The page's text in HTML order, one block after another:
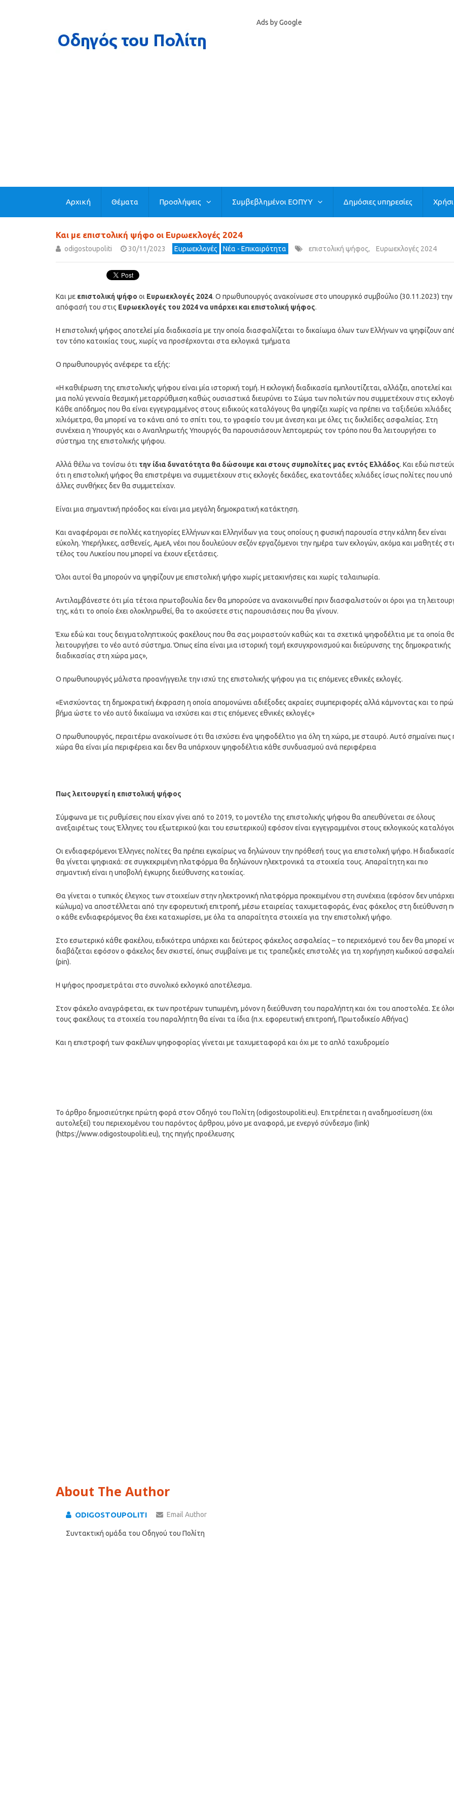
Ads by Google
Αρχική Θέματα Προσλήψεις Συμβεβλημένοι ΕΟΠΥΥ Δημόσιες υπηρεσίες
Και με επιστολική ψήφο οι Ευρωεκλογές 2024
odigostoupoliti 30/11/2023 Ευρωεκλογές Νέα - Επικαιρότητα επιστολική ψήφος, Ευρωεκλογές 2024
Και με επιστολική ψήφο οι Ευρωεκλογές 2024. Ο πρωθυπουργός ανακοίνωσε στο υπουργικό συμβούλιο (30.11.2023) την
απόφασή του στις Ευρωεκλογές του 2024 να υπάρχει και επιστολική ψήφος.
Η επιστολική ψήφος αποτελεί μία διαδικασία με την οποία διασφαλίζεται το δικαίωμα όλων των Ελλήνων να ψηφίζουν
τον τόπο κατοικίας τους, χωρίς να προσέρχονται στα εκλογικά τμήματα
Ο πρωθυπουργός ανέφερε τα εξής:
«Η καθιέρωση της επιστολικής ψήφου είναι μία ιστορική τομή. Η εκλογική διαδικασία εμπλουτίζεται, αλλάζει, αποτελεί και
μια πολύ γενναία θεσμική μεταρρύθμιση καθώς ουσιαστικά διευρύνει το Σώμα των πολιτών που συμμετέχουν στις
Κάθε απόδημος που θα είναι εγγεγραμμένος στους ειδικούς καταλόγους θα ψηφίζει χωρίς να πρέπει να ταξιδεύει χιλιάδες
χιλιόμετρα, θα μπορεί να το κάνει από το σπίτι του, το γραφείο του με άνεση και με όλες τις δικλείδες ασφαλείας. Στη
συνέχεια η Υπουργός και ο Αναπληρωτής Υπουργός θα παρουσιάσουν λεπτομερώς τον τρόπο που θα λειτουργήσει το
σύστημα της επιστολικής ψήφου.
Αλλά θέλω να τονίσω ότι την ίδια δυνατότητα θα δώσουμε και στους συμπολίτες μας εντός Ελλάδος. Και εδώ
ότι η επιστολική ψήφος θα επιστρέψει να συμμετέχουν στις εκλογές δεκάδες, εκατοντάδες χιλιάδες ίσως πολίτες που υπό
άλλες συνθήκες δεν θα συμμετείχαν.
Είναι μια σημαντική πρόοδος και είναι μια μεγάλη δημοκρατική κατάκτηση.
Και αναφέρομαι σε πολλές κατηγορίες Ελλήνων και Ελληνίδων για τους οποίους η φυσική παρουσία στην κάλπη δεν είναι
εύκολη. Υπερήλικες, ασθενείς, ΑμεΑ, νέοι που δουλεύουν σεζόν εργαζόμενοι την ημέρα των εκλογών, ακόμα και μαθητές
τέλος του Λυκείου που μπορεί να έχουν εξετάσεις.
Όλοι αυτοί θα μπορούν να ψηφίζουν με επιστολική ψήφο χωρίς μετακινήσεις και χωρίς ταλαιπωρία.
Αντιλαμβάνεστε ότι μία τέτοια πρωτοβουλία δεν θα μπορούσε να ανακοινωθεί πριν διασφαλιστούν οι όροι για τη
της, κάτι το οποίο έχει ολοκληρωθεί, θα το ακούσετε στις παρουσιάσεις που θα γίνουν.
Έχω εδώ και τους δειγματοληπτικούς φακέλους που θα σας μοιραστούν καθώς και τα σχετικά ψηφοδέλτια με τα οποία
λειτουργήσει το νέο αυτό σύστημα. Όπως είπα είναι μια ιστορική τομή εκσυγχρονισμού και διεύρυνσης της δημοκρατικής
διαδικασίας στη χώρα μας»,
Ο πρωθυπουργός μάλιστα προανήγγειλε την ισχύ της επιστολικής ψήφου για τις επόμενες εθνικές εκλογές.
«Ενισχύοντας τη δημοκρατική έκφραση η οποία απομονώνει αδιέξοδες ακραίες συμπεριφορές αλλά κάμνοντας και το
βήμα ώστε το νέο αυτό δικαίωμα να ισχύσει και στις επόμενες εθνικές εκλογές»
Ο πρωθυπουργός, περαιτέρω ανακοίνωσε ότι θα ισχύσει ένα ψηφοδέλτιο για όλη τη χώρα, με σταυρό. Αυτό σημαίνει πως
χώρα θα είναι μία περιφέρεια και δεν θα υπάρχουν ψηφοδέλτια κάθε συνδυασμού ανά περιφέρεια
Πως λειτουργεί η επιστολική ψήφος
Σύμφωνα με τις ρυθμίσεις που είχαν γίνει από το 2019, το μοντέλο της επιστολικής ψήφου θα απευθύνεται σε όλους
ανεξαιρέτως τους Έλληνες του εξωτερικού (και του εσωτερικού) εφόσον είναι εγγεγραμμένοι στους εκλογικούς
Οι ενδιαφερόμενοι Έλληνες πολίτες θα πρέπει εγκαίρως να δηλώνουν την πρόθεσή τους για επιστολική ψήφο. Η
θα γίνεται ψηφιακά: σε συγκεκριμένη πλατφόρμα θα δηλώνουν ηλεκτρονικά τα στοιχεία τους. Απαραίτητη και πιο
σημαντική είναι η υποβολή έγκυρης διεύθυνσης κατοικίας.
Θα γίνεται ο τυπικός έλεγχος των στοιχείων στην ηλεκτρονική πλατφόρμα προκειμένου στη συνέχεια (εφόσον δεν υπάρχει
κώλυμα) να αποστέλλεται από την εφορευτική επιτροπή, μέσω εταιρείας ταχυμεταφοράς, ένας φάκελος στη διεύθυνση
ο κάθε ενδιαφερόμενος θα έχει καταχωρίσει, με όλα τα απαραίτητα στοιχεία για την επιστολική ψήφο.
Στο εσωτερικό κάθε φακέλου, ειδικότερα υπάρχει και δεύτερος φάκελος ασφαλείας – το περιεχόμενό του δεν θα μπορεί
διαβάζεται εφόσον ο φάκελος δεν σκιστεί, όπως συμβαίνει με τις τραπεζικές επιστολές για τη χορήγηση κωδικού
(pin).
Η ψήφος προσμετράται στο συνολικό εκλογικό αποτέλεσμα.
Στον φάκελο αναγράφεται, εκ των προτέρων τυπωμένη, μόνον η διεύθυνση του παραλήπτη και όχι του αποστολέα. Σε
τους φακέλους τα στοιχεία του παραλήπτη θα είναι τα ίδια (π.χ. εφορευτική επιτροπή, Πρωτοδικείο Αθήνας)
Και η επιστροφή των φακέλων ψηφοφορίας γίνεται με ταχυμεταφορά και όχι με το απλό ταχυδρομείο
Το άρθρο δημοσιεύτηκε πρώτη φορά στον Οδηγό του Πολίτη (odigostoupoliti.eu). Επιτρέπεται η αναδημοσίευση (όχι
αυτολεξεί) του περιεχομένου του παρόντος άρθρου, μόνο με αναφορά, με ενεργό σύνδεσμο (link)
(https://www.odigostoupoliti.eu), της πηγής προέλευσης
About The Author
ODIGOSTOUPOLITI Email Author
Συντακτική ομάδα του Οδηγού του Πολίτη